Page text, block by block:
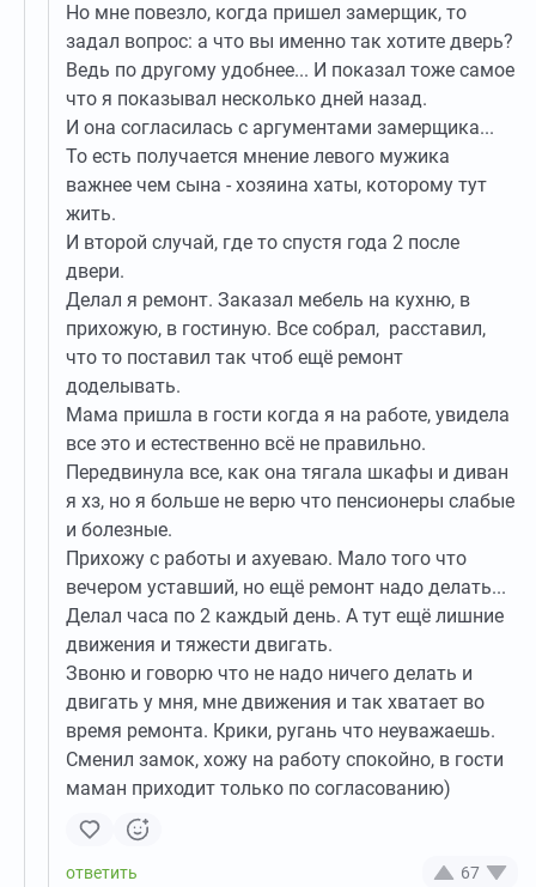
Но мне повезло, когда пришел замерщик, то
задал вопрос: а что вы именно так хотите дверь?
Ведь по другому удобнее... И показал тоже самое
что я показывал несколько дней назад.
И она согласилась с аргументами замерщика...
То есть получается мнение левого мужика
важнее чем сына - хозяина хаты, которому тут
жить.
И второй случай, где то спустя года 2 после
двери.
Делал я ремонт. Заказал мебель на кухню, в
прихожую, в гостиную. Все собрал, расставил,
что то поставил так чтоб ещё ремонт
доделывать.
Мама пришла в гости когда я на работе, увидела
все это и естественно всё не правильно.
Передвинула все, как она тягала шкафы и диван
я хз, но я больше не верю что пенсионеры слабые
и болезные.
Прихожу с работы и ахуеваю. Мало того что
вечером уставший, но ещё ремонт надо делать...
Делал часа по 2 каждый день. А тут ещё лишние
движения и тяжести двигать.
Звоню и говорю что не надо ничего делать и
двигать у мня, мне движения и так хватает во
время ремонта. Крики, ругань что неуважаешь.
Сменил замок, хожу на работу спокойно, в гости
маман приходит только по согласованию)
67